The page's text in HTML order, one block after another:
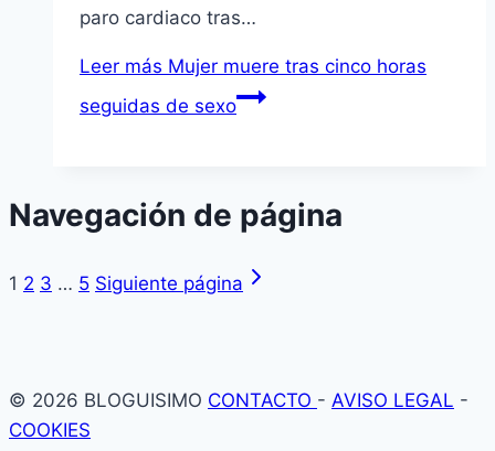
paro cardiaco tras…
Leer más Mujer muere tras cinco horas
seguidas de sexo
Navegación de página
1 2 3 … 5 Siguiente página
© 2026 BLOGUISIMO CONTACTO - AVISO LEGAL -
COOKIES